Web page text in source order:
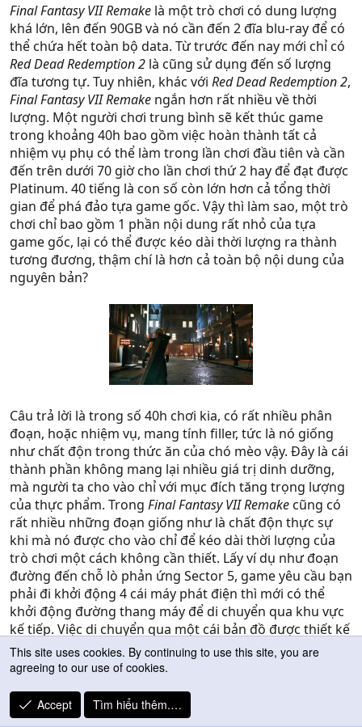
Final Fantasy VII Remake là một trò chơi có dung lượng
khá lớn, lên đến 90GB và nó cần đến 2 đĩa blu-ray để có
thể chứa hết toàn bộ data. Từ trước đến nay mới chỉ có
Red Dead Redemption 2 là cũng sử dụng đến số lượng
đĩa tương tự. Tuy nhiên, khác với Red Dead Redemption 2,
Final Fantasy VII Remake ngắn hơn rất nhiều về thời
lượng. Một người chơi trung bình sẽ kết thúc game
trong khoảng 40h bao gồm việc hoàn thành tất cả
nhiệm vụ phụ có thể làm trong lần chơi đầu tiên và cần
đến trên dưới 70 giờ cho lần chơi thứ 2 hay để đạt được
Platinum. 40 tiếng là con số còn lớn hơn cả tổng thời
gian để phá đảo tựa game gốc. Vậy thì làm sao, một trò
chơi chỉ bao gồm 1 phần nội dung rất nhỏ của tựa
game gốc, lại có thể được kéo dài thời lượng ra thành
tương đương, thậm chí là hơn cả toàn bộ nội dung của
nguyên bản?
Câu trả lời là trong số 40h chơi kia, có rất nhiều phân
đoạn, hoặc nhiệm vụ, mang tính filler, tức là nó giống
như chất độn trong thức ăn của chó mèo vậy. Đây là cái
thành phần không mang lại nhiều giá trị dinh dưỡng,
mà người ta cho vào chỉ với mục đích tăng trọng lượng
của thực phẩm. Trong Final Fantasy VII Remakecũng có
rất nhiều những đoạn giống như là chất độn thực sự
khi mà nó được cho vào chỉ để kéo dài thời lượng của
trò chơi một cách không cần thiết. Lấy ví dụ như đoạn
đường đến chỗ lò phản ứng Sector 5, game yêu cầu bạn
phải đi khởi động 4 cái máy phát điện thì mới có thể
khởi động đường thang máy để di chuyển qua khu vực
kế tiếp. Việc di chuyển qua một cái bản đồ được thiết kế
như một mớ len rối để mở 4 cái công tắc thực sự là quá
lâu, và nó hoàn toàn có thể bị cắt bỏ mà không làm ảnh
khác là đoạn đường từ nhà Aerith đến chỗ công viên,
bạn sẽ phải thực hiện 3 trò giải đố sử dụng những cánh
This site uses cookies. By continuing to use this site, you are
agreeing to our use of cookies.
Accept Tìm hiểu thêm.…